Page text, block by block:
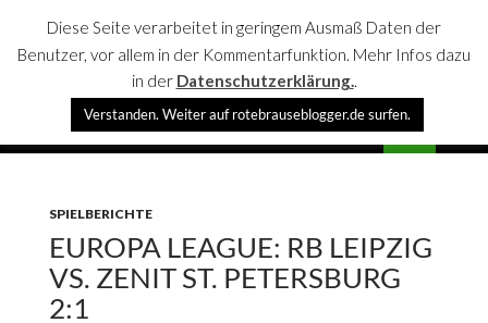
rotebrauseblogger
SPRINGE
SPIELBERICHTE
EUROPA LEAGUE: RB LEIPZIG
VS. ZENIT ST. PETERSBURG
2:1
Diese Seite verarbeitet in geringem Ausmaß Daten der
Benutzer, vor allem in der Kommentarfunktion. Mehr Infos dazu
in der Datenschutzerklärung..
Verstanden. Weiter auf rotebrauseblogger.de surfen.